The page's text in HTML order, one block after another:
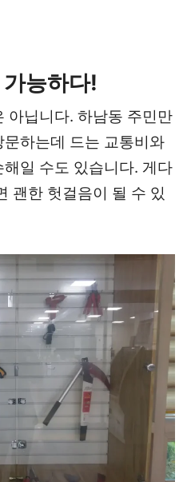
능하다!
아닙니다. 하남동 주민만
하는데 드는 교통비와
일 수도 있습니다. 게다
괜한 헛걸음이 될 수 있